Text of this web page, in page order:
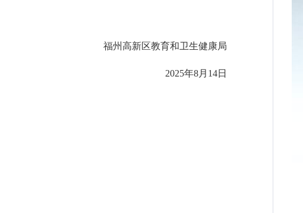
福州高新区教育和卫生健康局
2025年8月14日